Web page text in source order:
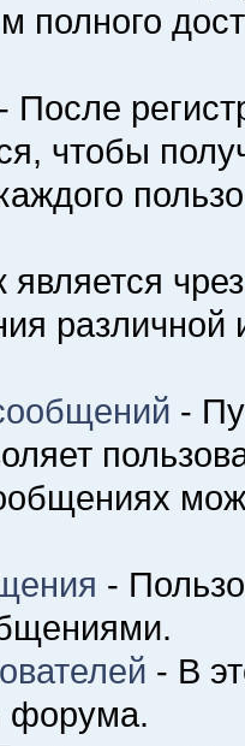
полного
- После
чтобы
является
-
-
- В
форума.